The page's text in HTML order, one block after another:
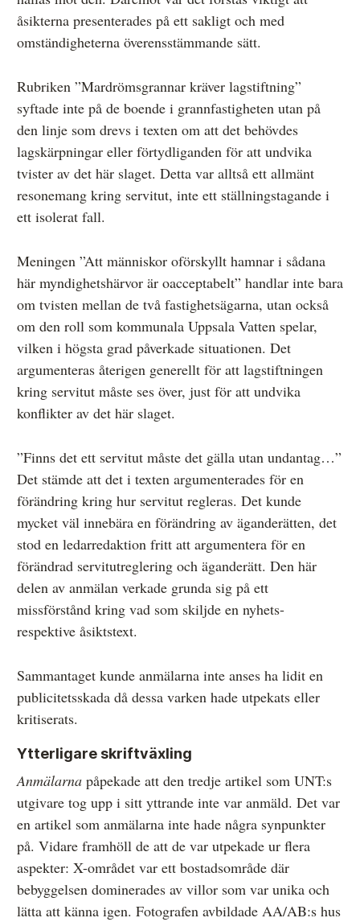
åsikterna presenterades på ett sakligt och med
omständigheterna överensstämmande sätt.
Rubriken ”Mardrömsgrannar kräver lagstiftning”
syftade inte på de boende i grannfastigheten utan på
den linje som drevs i texten om att det behövdes
lagskärpningar eller förtydliganden för att undvika
tvister av det här slaget. Detta var alltså ett allmänt
resonemang kring servitut, inte ett ställningstagande i
ett isolerat fall.
Meningen ”Att människor oförskyllt hamnar i sådana
här myndighetshärvor är oacceptabelt” handlar inte bara
om tvisten mellan de två fastighetsägarna, utan också
om den roll som kommunala Uppsala Vatten spelar,
vilken i högsta grad påverkade situationen. Det
argumenteras återigen generellt för att lagstiftningen
kring servitut måste ses över, just för att undvika
konflikter av det här slaget.
”Finns det ett servitut måste det gälla utan undantag…”
Det stämde att det i texten argumenterades för en
förändring kring hur servitut regleras. Det kunde
mycket väl innebära en förändring av äganderätten, det
stod en ledarredaktion fritt att argumentera för en
förändrad servitutreglering och äganderätt. Den här
delen av anmälan verkade grunda sig på ett
missförstånd kring vad som skiljde en nyhets-
respektive åsiktstext.
Sammantaget kunde anmälarna inte anses ha lidit en
publicitetsskada då dessa varken hade utpekats eller
kritiserats.
Ytterligare skriftväxling
Anmälarna påpekade att den tredje artikel som UNT:s
utgivare tog upp i sitt yttrande inte var anmäld. Det var
en artikel som anmälarna inte hade några synpunkter
på. Vidare framhöll de att de var utpekade ur flera
aspekter: X-området var ett bostadsområde där
bebyggelsen dominerades av villor som var unika och
lätta att känna igen. Fotografen avbildade AA/AB:s hus